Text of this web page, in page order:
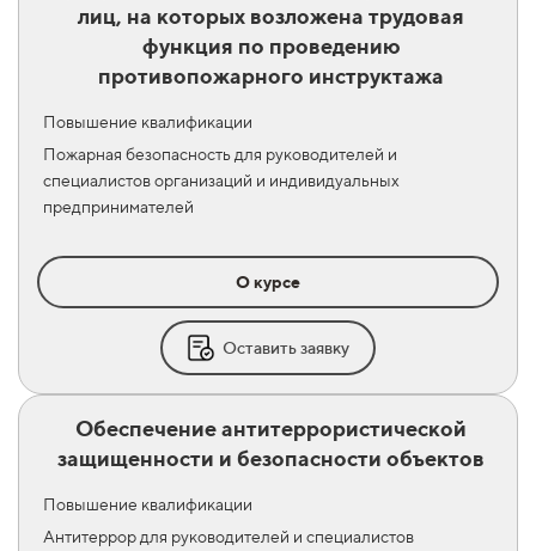
лиц, на которых возложена трудовая
функция по проведению
противопожарного инструктажа
Повышение квалификации
Пожарная безопасность для руководителей и
специалистов организаций и индивидуальных
предпринимателей
О курсе
Оставить заявку
Обеспечение антитеррористической
защищенности и безопасности объектов
Повышение квалификации
Антитеррор для руководителей и специалистов